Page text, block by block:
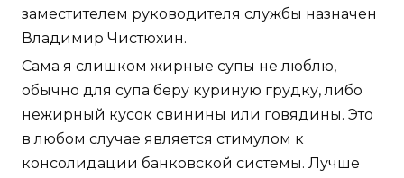
заместителем руководителя службы назначен
Владимир Чистюхин.
Сама я слишком жирные супы не люблю,
обычно для супа беру куриную грудку, либо
нежирный кусок свинины или говядины. Это
в любом случае является стимулом к
консолидации банковской системы. Лучше